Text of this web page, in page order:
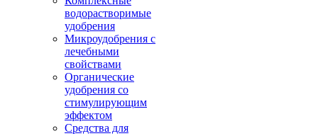
водорастворимые
удобрения
Микроудобрения с
лечебными
свойствами
Органические
удобрения со
стимулирующим
эффектом
Средства для